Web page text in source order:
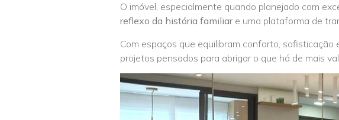
O imóvel, especialmente quando planejado com
reflexo da história familiare uma plataforma de
Com espaços que equilibram conforto,
projetos pensados para abrigar o que há de mais